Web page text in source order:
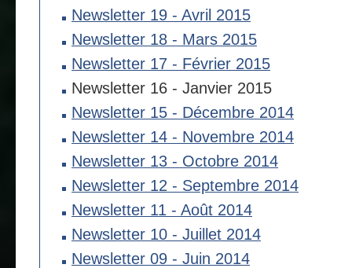
Newsletter 19 - Avril 2015
Newsletter 18 - Mars 2015
Newsletter 17 - Février 2015
Newsletter 16 - Janvier 2015
Newsletter 15 - Décembre 2014
Newsletter 14 - Novembre 2014
Newsletter 13 - Octobre 2014
Newsletter 12 - Septembre 2014
Newsletter 11 - Août 2014
Newsletter 10 - Juillet 2014
Newsletter 09 - Juin 2014